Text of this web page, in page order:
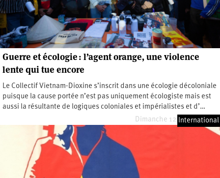
Guerre et écologie : l’agent orange, une violence
lente qui tue encore
Le Collectif Vietnam-Dioxine s’inscrit dans une écologie décoloniale
puisque la cause portée n’est pas uniquement écologiste mais est
aussi la résultante de logiques coloniales et impérialistes et d’…
Dimanche 12 octobre 2025
International